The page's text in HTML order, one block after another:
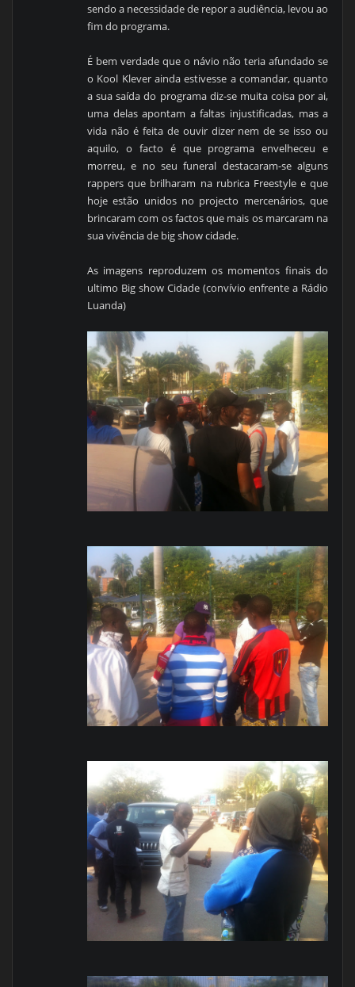
sendo a necessidade de repor a audiência, levou ao
fim do programa.
É bem verdade que o návio não teria afundado se
o Kool Klever ainda estivesse a comandar, quanto
a sua saída do programa diz-se muita coisa por ai,
uma delas apontam a faltas injustificadas, mas a
vida não é feita de ouvir dizer nem de se isso ou
aquilo, o facto é que programa envelheceu e
morreu, e no seu funeral destacaram-se alguns
rappers que brilharam na rubrica Freestyle e que
hoje estão unidos no projecto mercenários, que
brincaram com os factos que mais os marcaram na
sua vivência de big show cidade.
As imagens reproduzem os momentos finais do
ultimo Big show Cidade (convívio enfrente a Rádio
Luanda)